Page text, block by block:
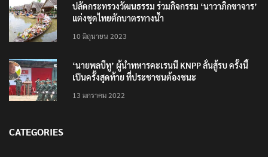
ปลัดกระทรวงวัฒนธรรม ร่วมกิจกรรม ‘นาวาภิกขาจาร’
แต่งชุดไทยตักบาตรทางน้ำ
10 มิถุนายน 2023
‘นายพลบีทู’ ผู้นำทหารคะเรนนี KNPP ลั่นสู้รบ ครั้งนี้
เป็นครั้งสุดท้าย ที่ประชาชนต้องชนะ
13 มกราคม 2022
CATEGORIES